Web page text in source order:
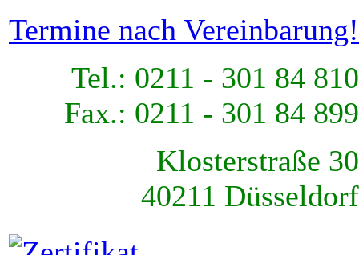
Termine nach Vereinbarung!
Tel.: 0211 - 301 84 810
Fax.: 0211 - 301 84 899
Klosterstraße 30
40211 Düsseldorf